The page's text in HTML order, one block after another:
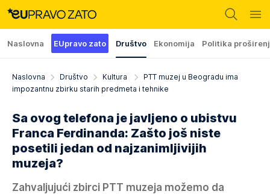
Naslovna EUpravo zato Društvo Ekonomija Politika
Naslovna Društvo Kultura
PTT muzej u Beogradu ima
impozantnu zbirku starih predmeta i tehnike
Sa ovog telefona je javljeno o ubistvu
Franca Ferdinanda: Zašto još niste
posetili jedan od najzanimljivijih
muzeja?
Zahvaljujući zbirci PTT muzeja možemo da